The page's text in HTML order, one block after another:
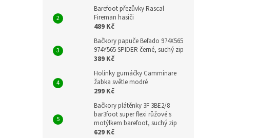
Barefoot přezůvky Rascal
Fireman hasiči
489 Kč
Bačkory papuče Befado 974X565
974Y565 SPIDER černé, suchý zip
389 Kč
Holínky gumáčky Camminare
žabka světle modré
299 Kč
Bačkory plátěnky 3F 3BE2/8
bar3foot super flexi růžové s
motýlkem barefoot, suchý zip
629 Kč